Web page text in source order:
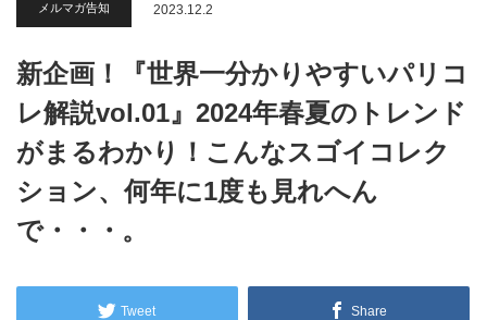
メルマガ告知 2023.12.2
新企画！『世界一分かりやすいパリコ
レ解説vol.01』2024年春夏のトレンド
がまるわかり！こんなスゴイコレク
ション、何年に1度も見れへん
で・・・。
Tweet Share